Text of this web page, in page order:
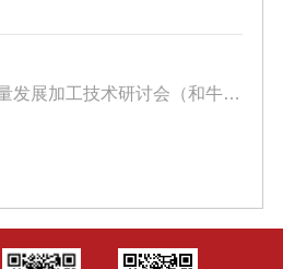
下一篇:牛肉产业高质量发展加工技术研讨会（和牛）在北京召开